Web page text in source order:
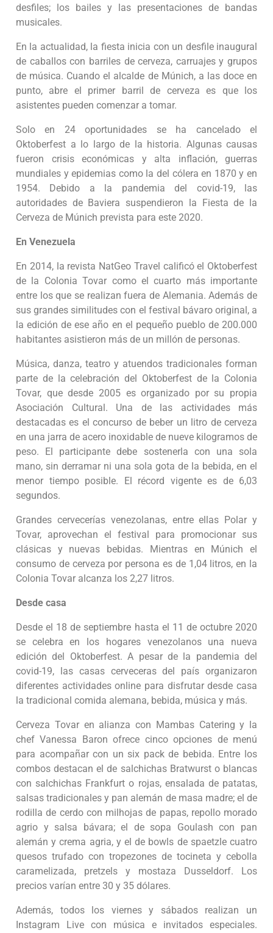
desfiles; los bailes y las presentaciones de bandas
musicales.
En la actualidad, la fiesta inicia con un desfile inaugural
de caballos con barriles de cerveza, carruajes y grupos
de música. Cuando el alcalde de Múnich, a las doce en
punto, abre el primer barril de cerveza es que los
asistentes pueden comenzar a tomar.
Solo en 24 oportunidades se ha cancelado el
Oktoberfest a lo largo de la historia. Algunas causas
fueron crisis económicas y alta inflación, guerras
mundiales y epidemias como la del cólera en 1870 y en
1954. Debido a la pandemia del covid-19, las
autoridades de Baviera suspendieron la Fiesta de la
Cerveza de Múnich prevista para este 2020.
En Venezuela
En 2014, la revista NatGeo Travel calificó el Oktoberfest
de la Colonia Tovar como el cuarto más importante
entre los que se realizan fuera de Alemania. Además de
sus grandes similitudes con el festival bávaro original, a
la edición de ese año en el pequeño pueblo de 200.000
habitantes asistieron más de un millón de personas.
Música, danza, teatro y atuendos tradicionales forman
parte de la celebración del Oktoberfest de la Colonia
Tovar, que desde 2005 es organizado por su propia
Asociación Cultural. Una de las actividades más
destacadas es el concurso de beber un litro de cerveza
en una jarra de acero inoxidable de nueve kilogramos de
peso. El participante debe sostenerla con una sola
mano, sin derramar ni una sola gota de la bebida, en el
menor tiempo posible. El récord vigente es de 6,03
segundos.
Grandes cervecerías venezolanas, entre ellas Polar y
Tovar, aprovechan el festival para promocionar sus
clásicas y nuevas bebidas. Mientras en Múnich el
consumo de cerveza por persona es de 1,04 litros, en la
Colonia Tovar alcanza los 2,27 litros.
Desde casa
Desde el 18 de septiembre hasta el 11 de octubre 2020
se celebra en los hogares venezolanos una nueva
edición del Oktoberfest. A pesar de la pandemia del
covid-19, las casas cerveceras del país organizaron
diferentes actividades online para disfrutar desde casa
la tradicional comida alemana, bebida, música y más.
Cerveza Tovar en alianza con Mambas Catering y la
chef Vanessa Baron ofrece cinco opciones de menú
para acompañar con un six pack de bebida. Entre los
combos destacan el de salchichas Bratwurst o blancas
con salchichas Frankfurt o rojas, ensalada de patatas,
salsas tradicionales y pan alemán de masa madre; el de
rodilla de cerdo con milhojas de papas, repollo morado
agrio y salsa bávara; el de sopa Goulash con pan
alemán y crema agria, y el de bowls de spaetzle cuatro
quesos trufado con tropezones de tocineta y cebolla
caramelizada, pretzels y mostaza Dusseldorf. Los
precios varían entre 30 y 35 dólares.
Además, todos los viernes y sábados realizan un
Instagram Live con música e invitados especiales.